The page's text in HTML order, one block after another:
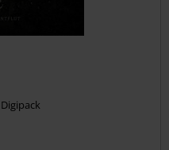
Digipack